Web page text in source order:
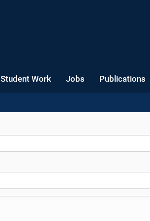
Student Work Jobs Publications